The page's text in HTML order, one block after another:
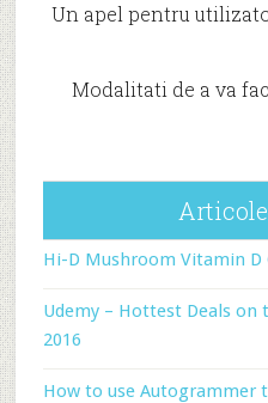
Un apel pentru
Modalitati de a va
Hi-D Mushroom Vitamin D
Udemy – Hottest Deals on
2016
How to use Autogrammer